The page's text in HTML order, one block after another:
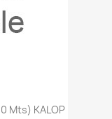
Mts) KALOP